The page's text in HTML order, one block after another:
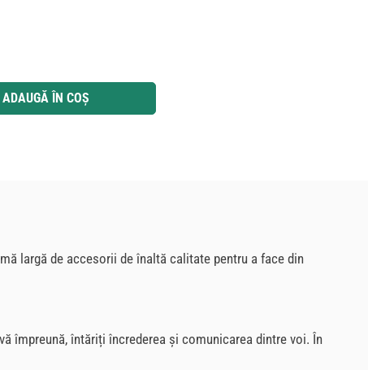
butoanele pentru a mări sau micșora cantitatea.
ADAUGĂ ÎN COȘ
largă de accesorii de înaltă calitate pentru a face din
împreună, întăriți încrederea și comunicarea dintre voi. În